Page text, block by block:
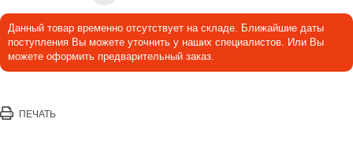
Данный товар временно отсутствует на складе. Ближайшие даты
поступления Вы можете уточнить у наших специалистов. Или Вы
можете оформить предварительный заказ.
ПЕЧАТЬ